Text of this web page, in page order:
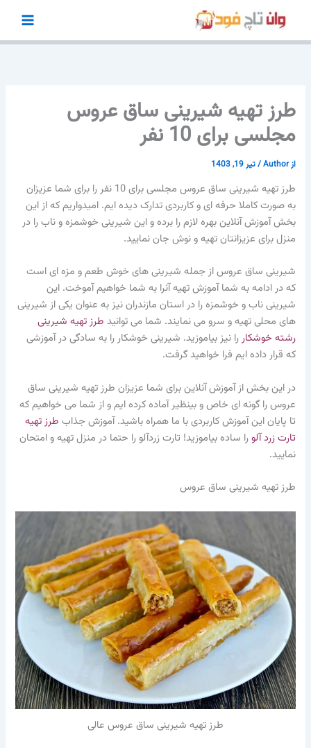
محتوا
طرز تهیه شیرینی ساق عروس
مجلسی برای 10 نفر
ازAuthor
/تیر 19, 1403
طرز تهیه شیرینی ساق عروس مجلسی برای 10 نفر را برای شما عزیزان
به صورت کاملا حرفه ای و کاربردی تدارک دیده ایم. امیدواریم که از این
بخش آموزش آنلاین بهره لازم را برده و این شیرینی خوشمزه و ناب را در
منزل برای عزیزانتان تهیه و نوش جان نمایید.
شیرینی ساق عروس از جمله شیرینی های خوش طعم و مزه ای است
که در ادامه به شما آموزش تهیه آنرا به شما خواهیم آموخت. این
شیرینی ناب و خوشمزه را در استان مازندران نیز به عنوان یکی از شیرینی
های محلی تهیه و سرو می نمایند. شما می توانید طرز تهیه شیرینی
رشته خوشکاررا نیز بیاموزید. شیرینی خوشکار را به سادگی در آموزشی
که قرار داده ایم فرا خواهید گرفت.
در این بخش از آموزش آنلاین برای شما عزیزان طرز تهیه شیرینی ساق
عروس را گونه ای خاص و بینظیر آماده کرده ایم و از شما می خواهیم که
تا پایان این آموزش کاربردی با ما همراه باشید. آموزش جذاب طرز تهیه
تارت زرد آلورا ساده بیاموزید! تارت زردآلو را حتما در منزل تهیه و امتحان
نمایید.
طرز تهیه شیرینی ساق عروس
طرز تهیه شیرینی ساق عروس عالی